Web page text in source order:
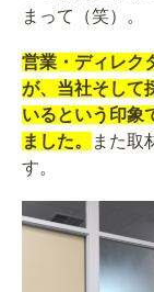
まって（笑）。
営業・ディレク
が、当社そして
いるという印象
ました。
また取
す。